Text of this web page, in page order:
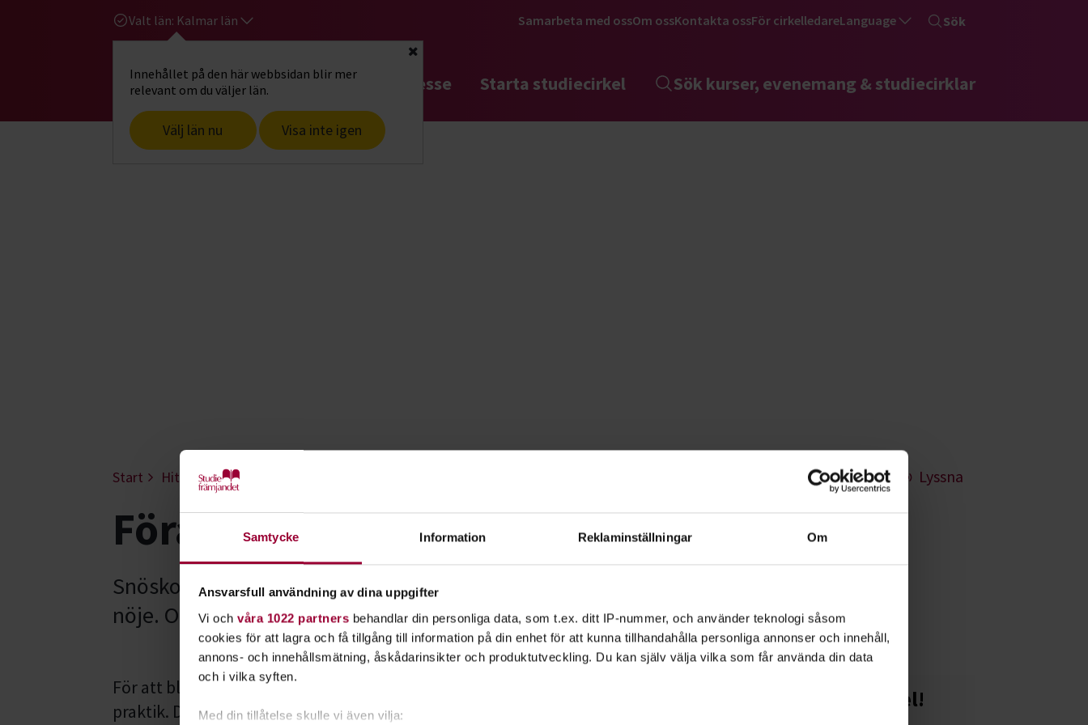
Samtycke Information Reklaminställningar Om
Ansvarsfull användning av dina uppgifter
Vi och våra 1022 partners behandlar din personliga data, som t.ex. ditt IP-nummer, och använder teknologi såsom
cookies för att lagra och få tillgång till information på din enhet för att kunna tillhandahålla personliga annonser och innehåll,
annons- och innehållsmätning, åskådarinsikter och produktutveckling. Du kan själv välja vilka som får använda din data
och i vilka syften.
Med din tillåtelse skulle vi även vilja:
Valt län: Kalmar län
Innehållet på den här webbsidan blir mer
relevant om du väljer län.
Välj län nu Visa inte igen
Stäng
Samarbeta med ossOm ossKontakta ossFör cirkelledareLanguage Sök
Gå till studiefrämjandets startsidaHitta intresse Starta studiecirkel Sök kurser, evenemang & studiecirklar
Start Hitta intresse Lyssna
Förarbevis snöskoter - Kalmar
Snöskotern kan användas både som arbetsredskap, transportfordon eller för rent
nöje. Oavsett vad behöver du ett förarbevis. Vi hjälper dig.
För att bli duktig på att köra snöskoter behöver du kunna både teori och
praktik. Det handlar bland annat om att lära sig att hantera skotern på ett
Starta en studiecirkel!